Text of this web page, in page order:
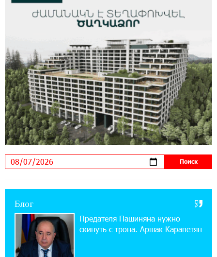
будет уже поздно
Если Израиль использует тему Геноцида
армян против Эрдогана, то что для него
значит сам Геноцид?
17:16:14 30-07-2026
ВТБ (Армения): вклад «Стабильный» — до
10% годовых и оформление в мобильном
приложении
17:03:49 30-07-2026
Платформа Rate.Trading на Seaside Startup
Summit: IDBank представил инновационное
Состоялось открытие Khachaturian Rooftop
при поддержке IDBank
18:38:18 28-07-2026
Блог
Предателя Пашиняна нужно
скинуть с трона. Аршак Карапетян